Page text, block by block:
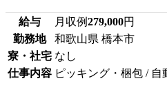
給与 月収例279,000円
勤務地
和歌山県 橋本市
寮・社宅 なし
仕事内容 ピッキング・梱包 / 自